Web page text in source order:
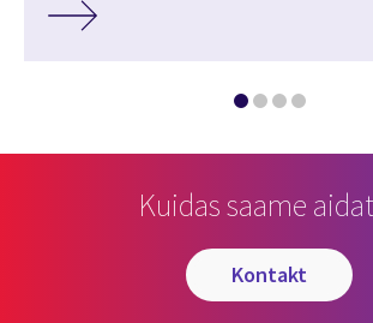
Kuidas saame
kontakt